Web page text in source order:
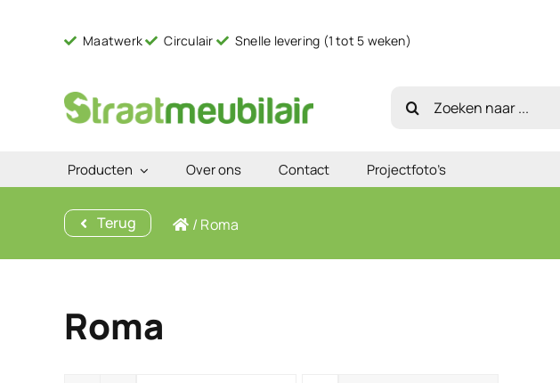
Maatwerk Circulair Snelle levering (1 tot 5 weken)
naar:
Producten Over ons Contact Projectfoto’s
Terug / Roma
Roma